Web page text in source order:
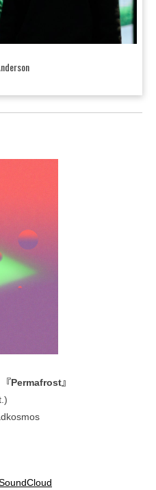
Permafrost』